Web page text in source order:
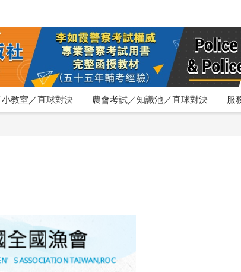
教室／直球對決 農會考試／知識池／直球對決 服